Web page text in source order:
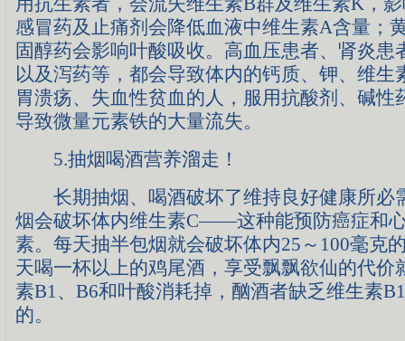
感冒药及止痛剂会降低血液中维生素A含量；
固醇药会影响叶酸吸收。高血压患者、肾炎患
以及泻药等，都会导致体内的钙质、钾、维生
胃溃疡、失血性贫血的人，服用抗酸剂、碱性
导致微量元素铁的大量流失。
5.抽烟喝酒营养溜走！
长期抽烟、喝酒破坏了维持良好健康所必
烟会破坏体内维生素C——这种能预防癌症和
素。每天抽半包烟就会破坏体内25～100毫克
天喝一杯以上的鸡尾酒，享受飘飘欲仙的代价
素B1、B6和叶酸消耗掉，酗酒者缺乏维生素
的。